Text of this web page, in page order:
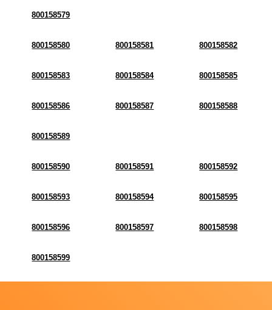
800158579
800158580 800158581 800158582
800158583 800158584 800158585
800158586 800158587 800158588
800158589
800158590 800158591 800158592
800158593 800158594 800158595
800158596 800158597 800158598
800158599